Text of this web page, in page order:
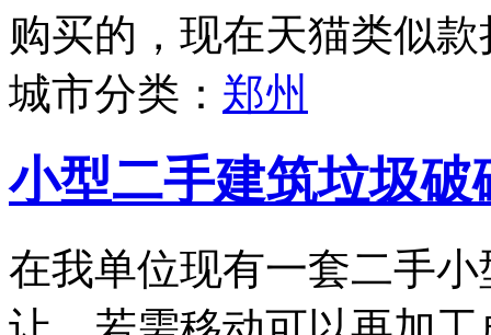
购买的，现在天猫类似
城市分类： 郑州
小型二手建筑垃圾破
在我单位现有一套二手